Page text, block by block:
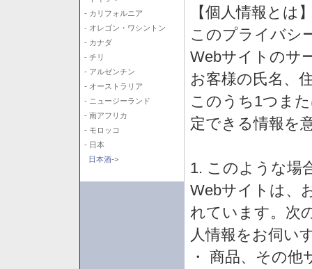
- カリフォルニア
- オレゴン・ワシントン
- カナダ
- チリ
- アルゼンチン
- オーストラリア
- ニュージーランド
- 南アフリカ
- モロッコ
- 日本
日本酒->
【個人情報とは
このプライバシ
Webサイトのサ
お客様の氏名、
このうち1つま
定できる情報を
1. このような場
Webサイトは、
れています。次
人情報をお伺い
・ 商品、その